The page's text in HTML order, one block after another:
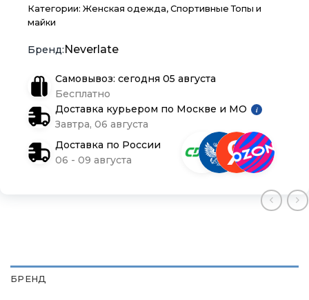
Категории: Женская одежда, Спортивные Топы и
майки
Neverlate
Самовывоз: сегодня 05 августа
Бесплатно
Доставка курьером по Москве и МО
i
Завтра, 06 августа
Доставка по России
06 - 09 августа
БРЕНД
Блог
Блог
Блог